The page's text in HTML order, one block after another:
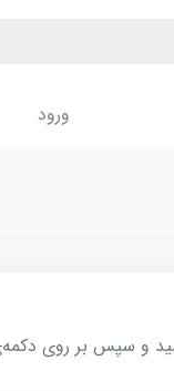
ورود
و سپس بر روی